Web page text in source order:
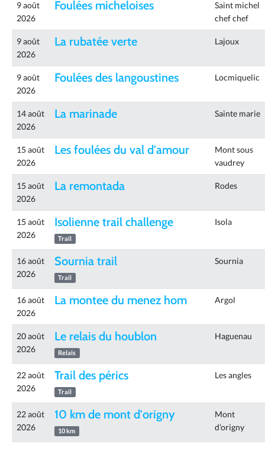
9 août
2026
Foulées micheloises
Saint michel
chef chef
9 août
2026
La rubatée verte Lajoux
9 août
2026
Foulées des langoustines Locmiquelic
14 août
2026
La marinade Sainte marie
15 août
2026
Les foulées du val d'amour
Mont sous
vaudrey
15 août
2026
La remontada Rodes
15 août
2026
Isolienne trail challenge
Trail
Isola
16 août
2026
Sournia trail
Trail
Sournia
16 août
2026
La montee du menez hom Argol
20 août
2026
Le relais du houblon
Relais
Haguenau
22 août
2026
Trail des pérics
Trail
Les angles
22 août
2026
10 km de mont d'origny
10 km
Mont
d’origny